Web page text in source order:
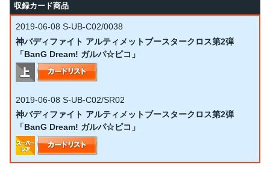
収録カード商品
2019-06-08 S-UB-C02/0038
神バディファイト アルティメットブースタークロス第2弾
「BanG Dream! ガルパ☆ピコ」
2019-06-08 S-UB-C02/SR02
神バディファイト アルティメットブースタークロス第2弾
「BanG Dream! ガルパ☆ピコ」